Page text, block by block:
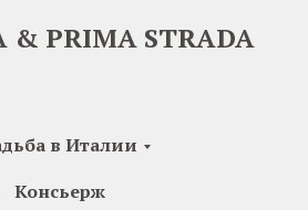
PRIMA STRADA
в Италии
Консьерж